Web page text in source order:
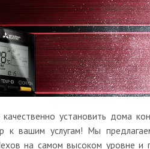
установить дома
к вашим услугам! Мы
на самом высоком уровне и